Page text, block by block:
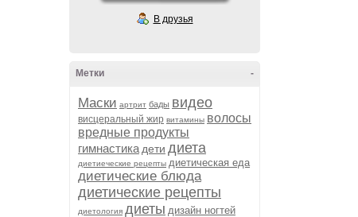
В друзья
-
Метки
Маски артрит бады видео
висцеральный жир витамины волосы
вредные продукты
гимнастика дети диета
диетиеческие рецепты диетическая еда
диетические блюда
диетические рецепты
диетология диеты дизайн ногтей